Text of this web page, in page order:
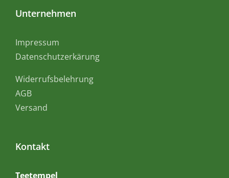
Unternehmen
Impressum
Datenschutzerkärung
Widerrufsbelehrung
AGB
Versand
Kontakt
Teetempel